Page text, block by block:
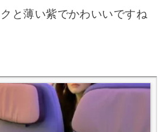
と薄い紫でかわいいですね